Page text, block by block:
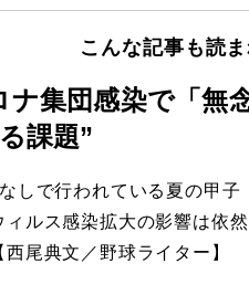
こんな記事も読
ナ集団感染で「
課題”
しで行われている夏の甲子
ルス感染拡大の影響は依然
尾典文／野球ライター】